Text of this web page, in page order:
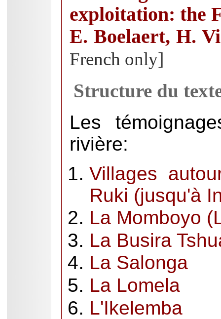
exploitation: the
E. Boelaert, H.
French only]
Structure du
Les
rivière:
Villages
Ruki (jusqu'à
La Momboyo
La Busira
La Salonga
La Lomela
L'Ikelemba